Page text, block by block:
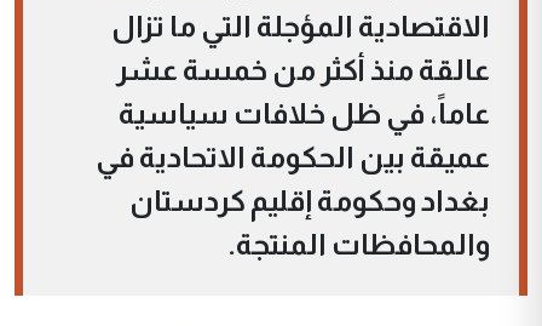
الاقتصادية المؤجلة التي ما تزال
عالقة منذ أكثر من خمسة عشر
عاماً، في ظل خلافات سياسية
عميقة بين الحكومة الاتحادية في
بغداد وحكومة إقليم كردستان
والمحافظات المنتجة.